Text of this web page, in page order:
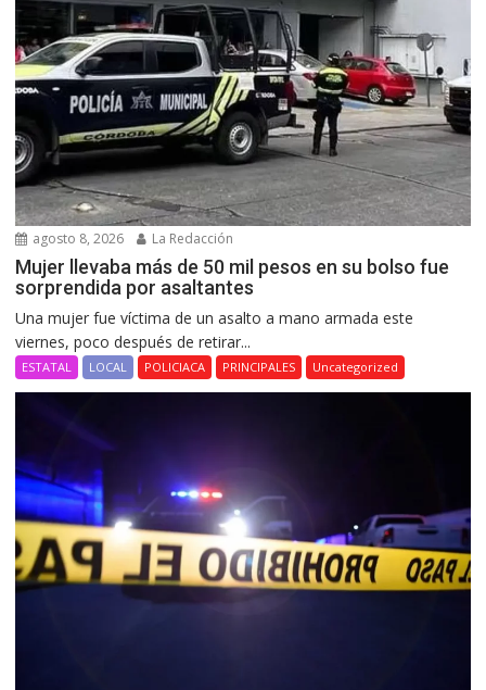
agosto 8, 2026 La Redacción
Mujer llevaba más de 50 mil pesos en su bolso fue
sorprendida por asaltantes
Una mujer fue víctima de un asalto a mano armada este
viernes, poco después de retirar...
ESTATAL LOCAL POLICIACA PRINCIPALES Uncategorized